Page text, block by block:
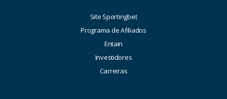
Site Sportingbet
Programa de Afiliados
Entain
Investidores
Carreiras